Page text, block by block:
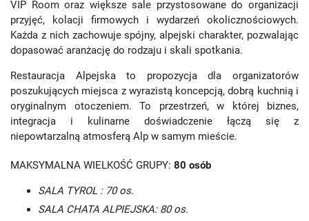
VIP Room oraz większe sale przystosowane do organizacji
przyjęć, kolacji firmowych i wydarzeń okolicznościowych.
Każda z nich zachowuje spójny, alpejski charakter, pozwalając
dopasować aranżację do rodzaju i skali spotkania.
Restauracja Alpejska to propozycja dla organizatorów
poszukujących miejsca z wyrazistą koncepcją, dobrą kuchnią i
oryginalnym otoczeniem. To przestrzeń, w której biznes,
integracja i kulinarne doświadczenie łączą się z
niepowtarzalną atmosferą Alp w samym mieście.
MAKSYMALNA WIELKOŚĆ GRUPY: 80 osób
SALA TYROL : 70 os.
SALA CHATA ALPIEJSKA: 80 os.